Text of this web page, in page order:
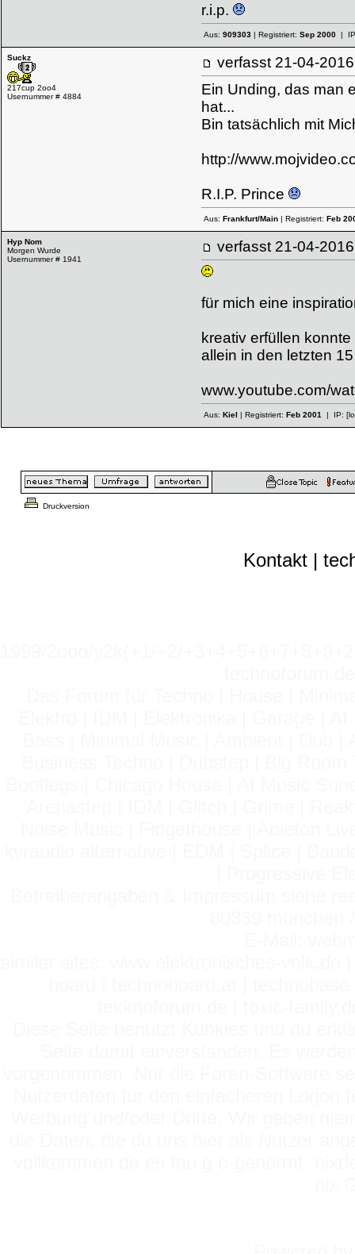
r.i.p.
Aus: 909303 | Registriert: Sep 2000 |
Suckz
217cup 2oo4
Usernummer # 4884
verfasst 21-04-
Ein Unding, das man
hat...
Bin tatsächlich mit
http://
R.I.P. Prince
Aus: Frankfurt/Main | Registriert: Feb
Hyp Nom
Morgen Wurde
Usernummer # 1941
verfasst 21-04-
für mich eine
kreativ erfüllen
allein in den letzten
www.youtube.com/
Aus: Kiel | Registriert: Feb 2001 | IP:
Druckversion
Kontakt |